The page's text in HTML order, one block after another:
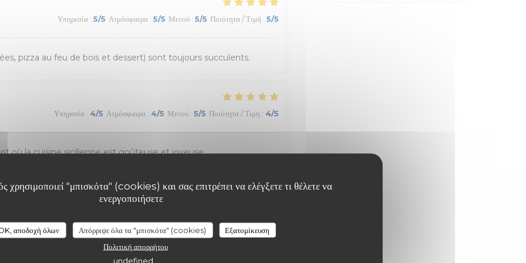
χρησιμοποιεί "μπισκότα" (cookies) και σας επιτρέπει να ελέγξετε τι θέλετε να
ενεργοποιήσετε
αποδοχή όλων Απόρριψε όλα τα "μπισκότα" (cookies)
Εξατομίκευση
Πολιτική απορρήτου
undefined
Υπηρεσία : 5/5 Ατμόσφαιρα : 5/5 Μενού : 5/5 Ποιότητα / Τιμή : 5/5
pizza au feu de bois et dessert) sont toujours succulents.
Υπηρεσία : 4/5 Ατμόσφαιρα : 4/5 Μενού : 5/5 Ποιότητα / Τιμή : 4/5
où la cuisine sicilienne est goûteuse et joyeuse.
service sympa et rapide. Les pizzas étaient délicieuses.